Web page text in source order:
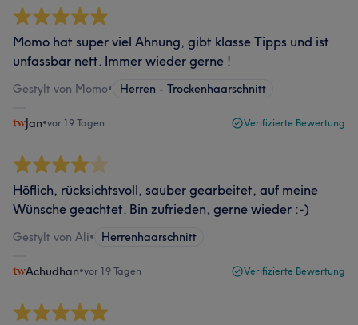
Momo hat super viel Ahnung, gibt klasse Tipps und ist
unfassbar nett. Immer wieder gerne !
Gestylt von Momo• Herren - Trockenhaarschnitt
Jan•vor 19 Tagen Verifizierte Bewertung
Höflich, rücksichtsvoll, sauber gearbeitet, auf meine
Wünsche geachtet. Bin zufrieden, gerne wieder :-)
Gestylt von Ali• Herrenhaarschnitt
Achudhan•vor 19 Tagen Verifizierte Bewertung